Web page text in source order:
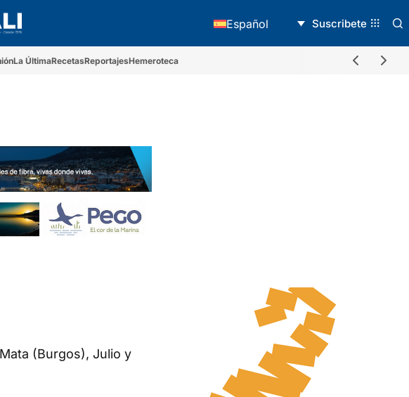
Español Suscribete
La ÚltimaRecetasReportajesHemeroteca
(Burgos), Julio y